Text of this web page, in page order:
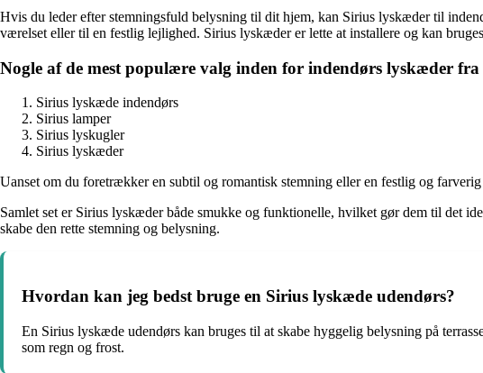
Hvis du leder efter stemningsfuld belysning til dit hjem, kan Sirius lyskæder til
værelset eller til en festlig lejlighed. Sirius lyskæder er lette at installere og kan
Nogle af de mest populære valg inden for indendørs lyskæder
Sirius lyskæde indendørs
Sirius lamper
Sirius lyskugler
Sirius lyskæder
Uanset om du foretrækker en subtil og romantisk stemning eller en festlig og
Samlet set er Sirius lyskæder både smukke og funktionelle, hvilket gør dem til det
skabe den rette stemning og belysning.
Hvordan kan jeg bedst bruge en Sirius lyskæde udendørs?
En Sirius lyskæde udendørs kan bruges til at skabe hyggelig belysning på
som regn og frost.